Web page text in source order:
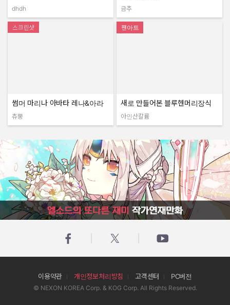
dhdh
작성자:
금추
스크린샷
썸머 마리나 아바타 레나&아라
작성자:
츄뿡
팬아트
새로 만들어본 블루헨머리장식
작성자:
아인산칼륨
엘소드의 또다른 재미 작가연재만화
이용약관 개인정보처리방침 고객센터 PC버전
© NEXON KOREA Corp. & KOG Corp. All Rights Reserved.